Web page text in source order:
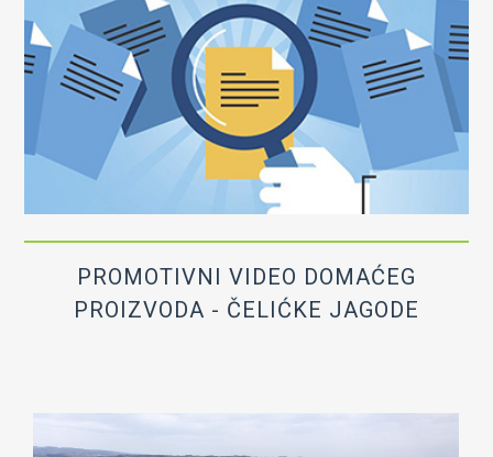
PROMOTIVNI VIDEO DOMAĆEG
PROIZVODA - ČELIĆKE JAGODE